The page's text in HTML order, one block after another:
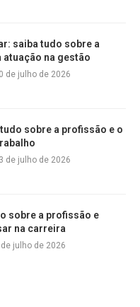
saiba tudo sobre a
atuação na gestão
de julho de 2026
sobre a profissão e o
de julho de 2026
sobre a profissão e
na carreira
de julho de 2026